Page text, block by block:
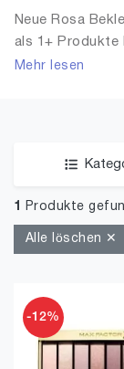
Neue Rosa
als 1+ Produkte
Entdecken Sie
Mehr lesen
1 Produkte
Alle löschen ✕
-12%